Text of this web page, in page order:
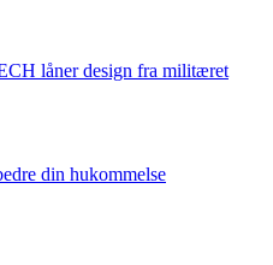
låner design fra militæret
din hukommelse